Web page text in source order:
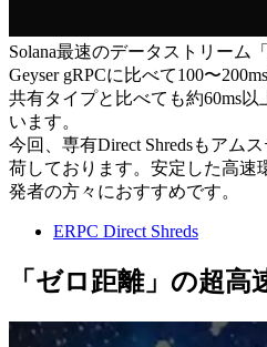
Solana最速のデータストリーム
Geyser gRPCに比べて100〜
共有タイプと比べても約60ms
います。
今回、専有Direct Shredsもアム
荷しております。安定した高速
発者の方々におすすめです。
ERPC Direct Shreds
「ゼロ距離」の超高